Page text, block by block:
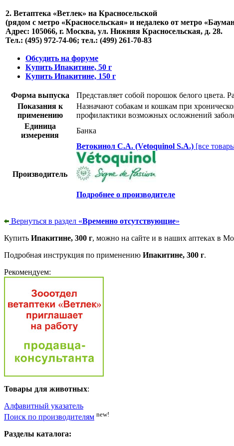
2. Ветаптека «Ветлек» на Красносельской
(рядом с метро «Красносельская» и недалеко от метро
Адрес: 105066, г. Москва, ул. Нижняя Красносельская, д. 28.
Тел.: (495) 972-74-06; тел.: (499) 261-70-83
Обсудить на форуме
Купить Ипакитине, 50 г
Купить Ипакитине, 150 г
Форма выпуска
Представляет собой порошок белого
Показания к
применению
Назначают собакам и кошкам при
профилактики возможных осложнений
Единица
измерения
Банка
Производитель
Ветокинол С.А. (Vetoquinol S.A.) [все
Подробнее о производителе
Вернуться в раздел «Временно отсутствующие»
Купить Ипакитине, 300 г, можно на сайте и в наших аптеках в
Подробная инструкция по применению Ипакитине, 300 г.
Рекомендуем:
Товары для животных:
Алфавитный указатель
Поиск по производителям new!
Разделы каталога: